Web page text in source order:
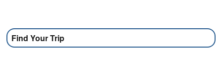
Find Your Trip